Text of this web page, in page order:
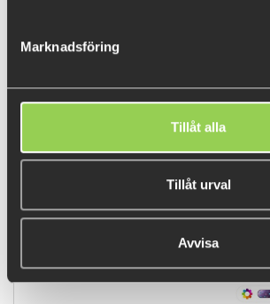
Marknadsföring
Tillåt alla
Tillåt urval
Avvisa
BESTSELLERS